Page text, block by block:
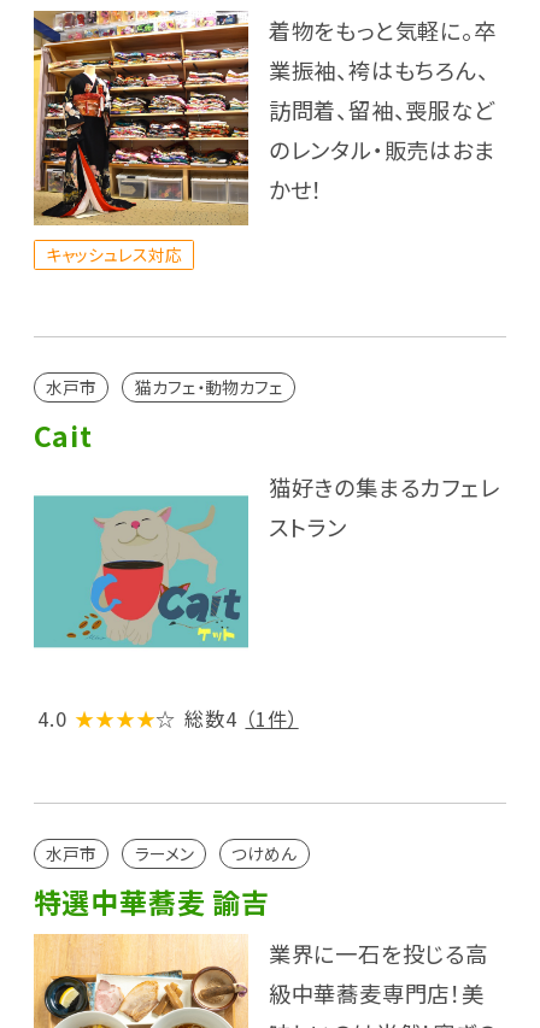
着物をもっと気軽に。卒
業振袖、袴はもちろん、
訪問着、留袖、喪服など
のレンタル・販売はおま
かせ！
キャッシュレス対応
水戸市 猫カフェ・動物カフェ
Cait
猫好きの集まるカフェレ
ストラン
4.0 ★★★★☆ 総数4 （1件）
水戸市 ラーメン つけめん
特選中華蕎麦 諭吉
業界に一石を投じる高
級中華蕎麦専門店！美